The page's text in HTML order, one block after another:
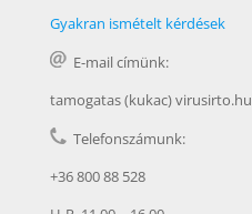
Gyakran ismételt kérdések
E-mail címünk:
tamogatas (kukac) virusirto.hu
Telefonszámunk:
+36 800 88 528